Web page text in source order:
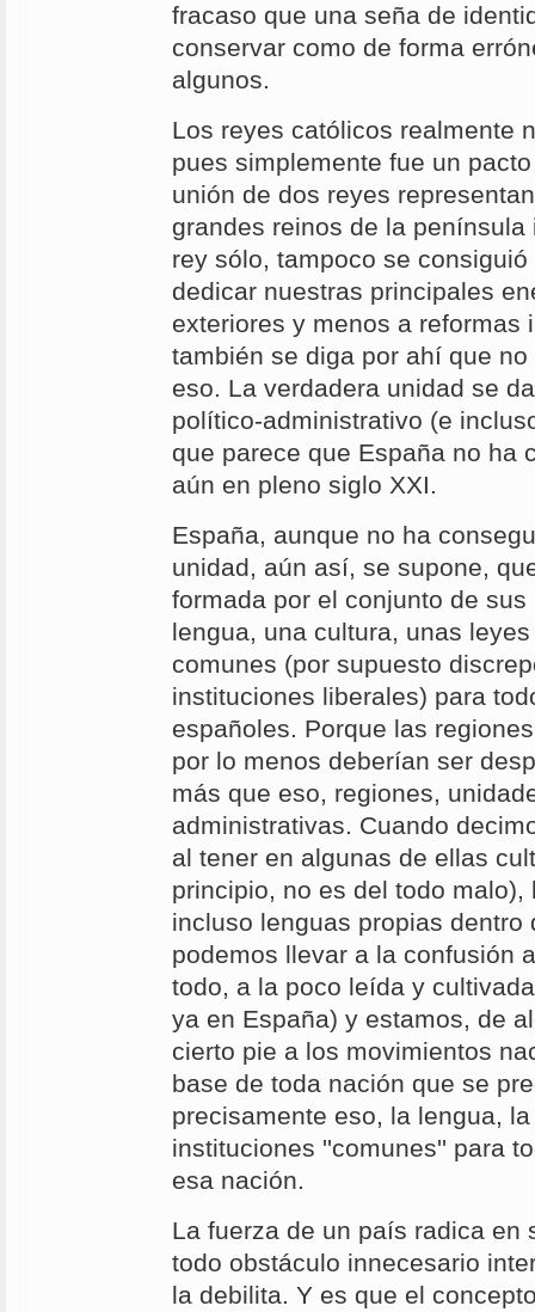
fracaso que una seña de
conservar como de forma
algunos.
Los reyes católicos realmente
pues simplemente fue un
unión de dos reyes
grandes reinos de la península
rey sólo, tampoco se
dedicar nuestras principales
exteriores y menos a reformas
también se diga por ahí que
eso. La verdadera unidad se
político-administrativo (e
que parece que España no ha
aún en pleno siglo XXI.
España, aunque no ha
unidad, aún así, se supone,
formada por el conjunto de
lengua, una cultura, unas
comunes (por supuesto
instituciones liberales) para
españoles. Porque las
por lo menos deberían ser
más que eso, regiones,
administrativas. Cuando
al tener en algunas de ellas
principio, no es del todo
incluso lenguas propias dentro
podemos llevar a la confusión
todo, a la poco leída y
ya en España) y estamos, de
cierto pie a los movimientos
base de toda nación que se
precisamente eso, la lengua,
instituciones ''comunes'' para
esa nación.
La fuerza de un país radica en
todo obstáculo innecesario
la debilita. Y es que el